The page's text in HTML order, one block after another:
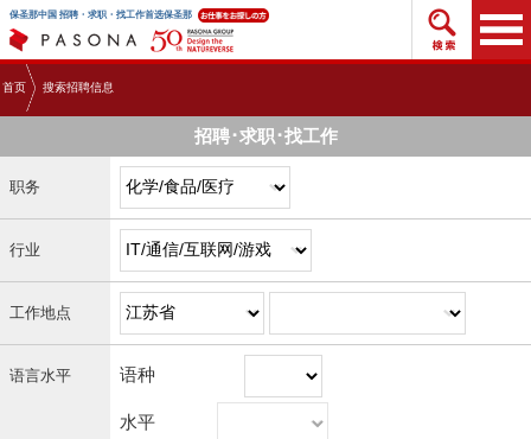
保圣那中国 招聘・求职・找工作首选保圣那 搜索
首页 搜索招聘信息
招聘･求职･找工作
职务
行业
工作地点
语言水平 语种
水平